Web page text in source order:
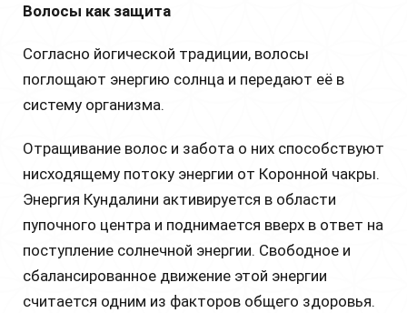
Волосы как защита
Согласно йогической традиции, волосы
поглощают энергию солнца и передают её в
систему организма.
Отращивание волос и забота о них способствуют
нисходящему потоку энергии от Коронной чакры.
Энергия Кундалини активируется в области
пупочного центра и поднимается вверх в ответ на
поступление солнечной энергии. Свободное и
сбалансированное движение этой энергии
считается одним из факторов общего здоровья.